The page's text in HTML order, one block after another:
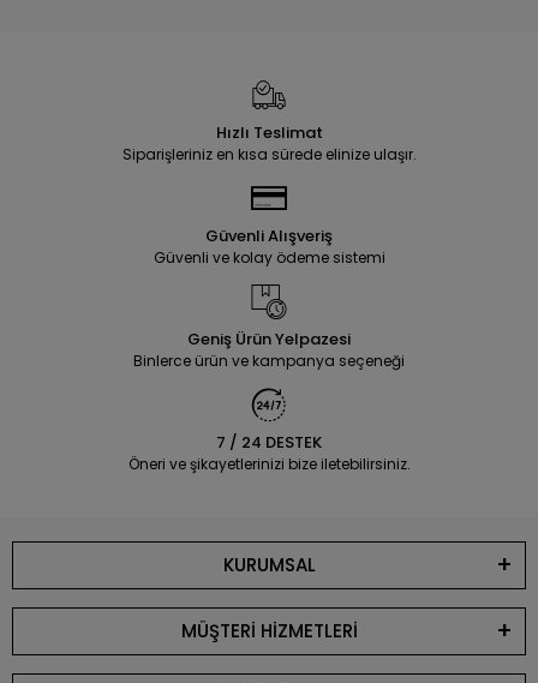
Hızlı Teslimat
Siparişleriniz en kısa sürede elinize ulaşır.
Güvenli Alışveriş
Güvenli ve kolay ödeme sistemi
Geniş Ürün Yelpazesi
Binlerce ürün ve kampanya seçeneği
7 / 24 DESTEK
Öneri ve şikayetlerinizi bize iletebilirsiniz.
KURUMSAL
MÜŞTERİ HİZMETLERİ